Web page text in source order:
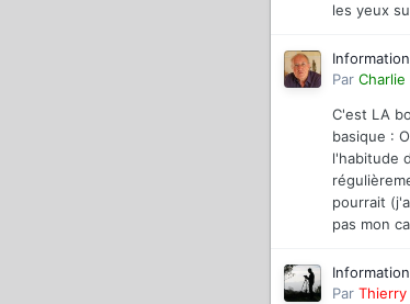
les yeux
Par Charlie
C'est LA
basique :
l'habitude
pourrait
pas mon
Par Thierry